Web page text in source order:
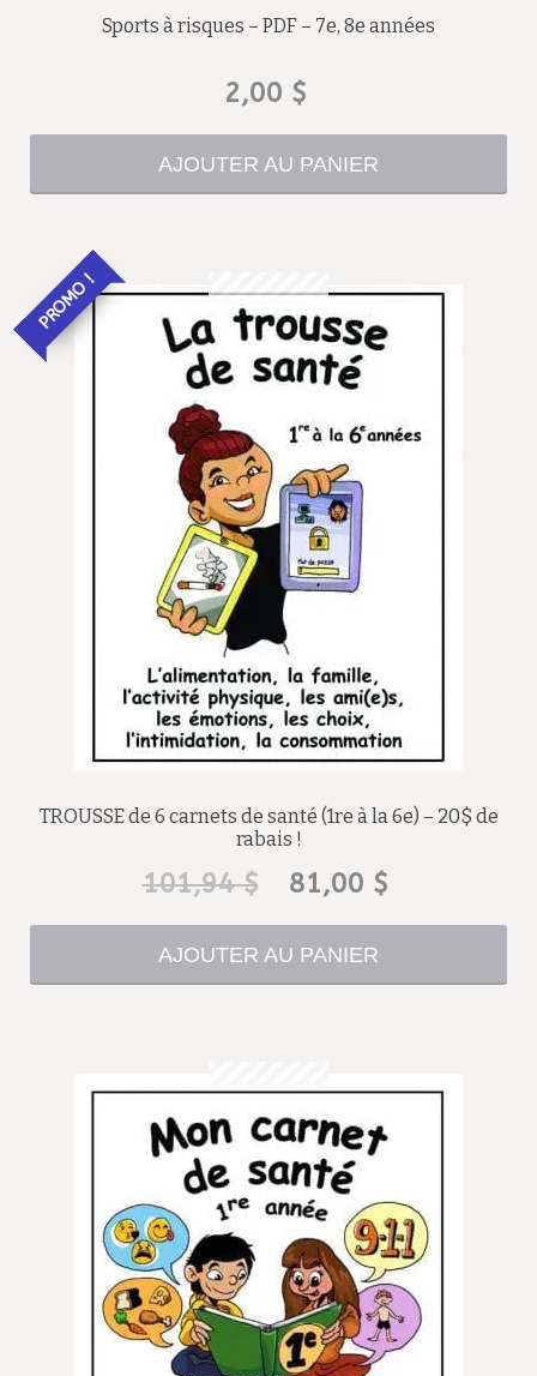
Sports à risques – PDF – 7e, 8e années
2,00 $
AJOUTER AU PANIER
TROUSSE de 6 carnets de santé (1re à la 6e) – 20$ de
rabais !
PROMO !
101,94$
Le
prix
initial
81,00 $
prix
AJOUTER AU PANIER